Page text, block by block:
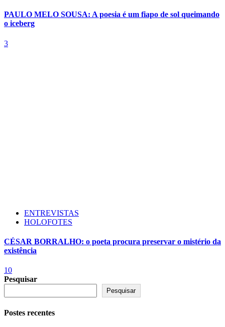
PAULO MELO SOUSA: A poesia é um fiapo de sol queimando
o iceberg
3
ENTREVISTAS
HOLOFOTES
CÉSAR BORRALHO: o poeta procura preservar o mistério da
existência
10
Pesquisar
Pesquisar
Postes recentes